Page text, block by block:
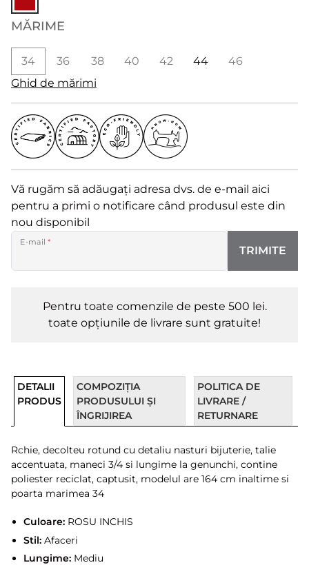
MĂRIME
34 36 38 40 42 44
46
Ghid de mărimi
Vă rugăm să adăugați adresa dvs. de e-mail aici
pentru a primi o notificare când produsul este din
nou disponibil
E-mail*
TRIMITE
Pentru toate comenzile de peste 500 lei.
toate opțiunile de livrare sunt gratuite!
DETALII
PRODUS
COMPOZIȚIA
PRODUSULUI ȘI
ÎNGRIJIREA
POLITICA DE
LIVRARE /
RETURNARE
Rchie, decolteu rotund cu detaliu nasturi bijuterie, talie
accentuata, maneci 3/4 si lungime la genunchi, contine
poliester reciclat, captusit, modelul are 164 cm inaltime si
poarta marimea 34
Culoare:ROSU INCHIS
Stil:Afaceri
Lungime:Mediu